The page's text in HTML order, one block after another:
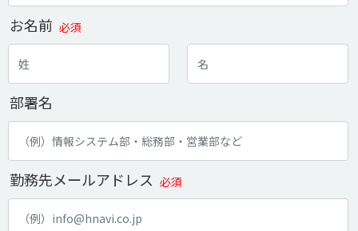
お名前 必須
部署名
勤務先メールアドレス 必須